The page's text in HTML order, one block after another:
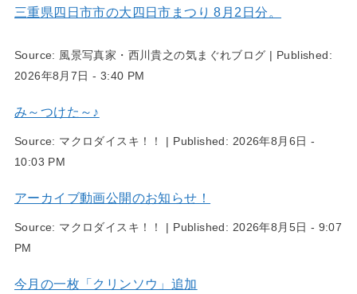
三重県四日市市の大四日市まつり 8月2日分。
Source: 風景写真家・西川貴之の気まぐれブログ | Published:
2026年8月7日 - 3:40 PM
み～つけた～♪
Source: マクロダイスキ！！ | Published: 2026年8月6日 -
10:03 PM
アーカイブ動画公開のお知らせ！
Source: マクロダイスキ！！ | Published: 2026年8月5日 - 9:07
PM
今月の一枚「クリンソウ」追加